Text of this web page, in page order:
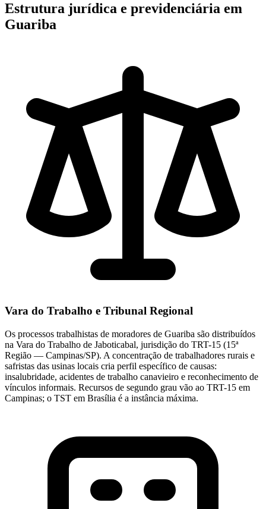
Estrutura jurídica e previdenciária em
Guariba
Vara do Trabalho e Tribunal Regional
Os processos trabalhistas de moradores de Guariba são distribuídos
na Vara do Trabalho de Jaboticabal, jurisdição do TRT-15 (15ª
Região — Campinas/SP). A concentração de trabalhadores rurais e
safristas das usinas locais cria perfil específico de causas:
insalubridade, acidentes de trabalho canavieiro e reconhecimento de
vínculos informais. Recursos de segundo grau vão ao TRT-15 em
Campinas; o TST em Brasília é a instância máxima.